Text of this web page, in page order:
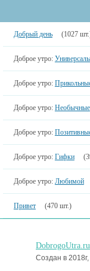
Добрый день (1027
Доброе утро:
Доброе утро:
Доброе утро: Необычные
Доброе утро:
Доброе утро: Гифки
Доброе утро: Любимой
Привет (470 шт.)
DobrogoUtra.ru
Создан в